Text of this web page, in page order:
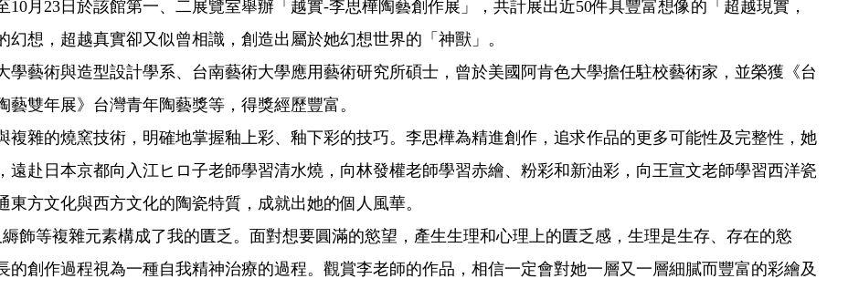
月23日於該館第一、二展覽室舉辦「越實-李思樺陶藝創作展」，共計展出近50件具豐富想像的「超越現實，
想，超越真實卻又似曾相識，創造出屬於她幻想世界的「神獸」。
學藝術與造型設計學系、台南藝術大學應用藝術研究所碩士，曾於美國阿肯色大學擔任駐校藝術家，並榮獲《台
雙年展》台灣青年陶藝獎等，得獎經歷豐富。
雜的燒窯技術，明確地掌握釉上彩、釉下彩的技巧。李思樺為精進創作，追求作品的更多可能性及完整性，她
赴日本京都向入江ヒロ子老師學習清水燒，向林發權老師學習赤繪、粉彩和新油彩，向王宣文老師學習西洋瓷
方文化與西方文化的陶瓷特質，成就出她的個人風華。
飾等複雜元素構成了我的匱乏。面對想要圓滿的慾望，產生生理和心理上的匱乏感，生理是生存、存在的慾
創作過程視為一種自我精神治療的過程。觀賞李老師的作品，相信一定會對她一層又一層細膩而豐富的彩繪及